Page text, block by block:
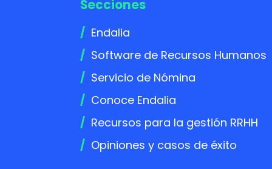
Secciones
Endalia
Software de Recursos Humanos
Servicio de Nómina
Conoce Endalia
Recursos para la gestión RRHH
Opiniones y casos de éxito